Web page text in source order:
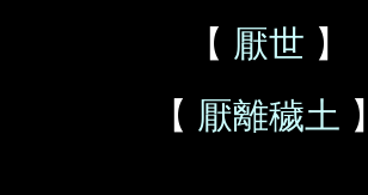
【 厭世 】
【 厭離穢土 】